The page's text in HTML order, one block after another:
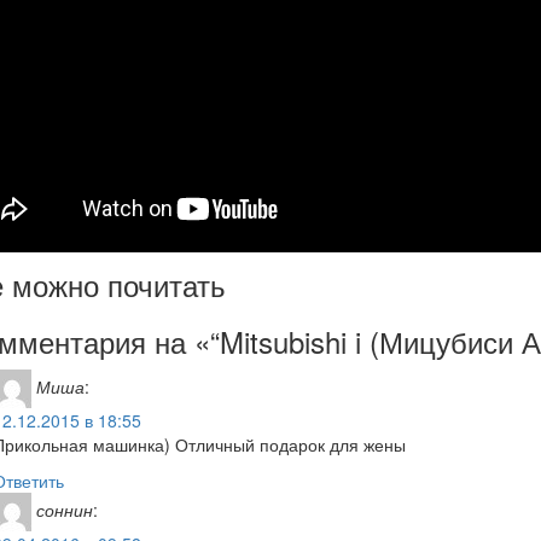
почитать
на «“Mitsubishi i (Мицубиси
Миша:
в 18:55
машинка) Отличный подарок для жены
соннин: